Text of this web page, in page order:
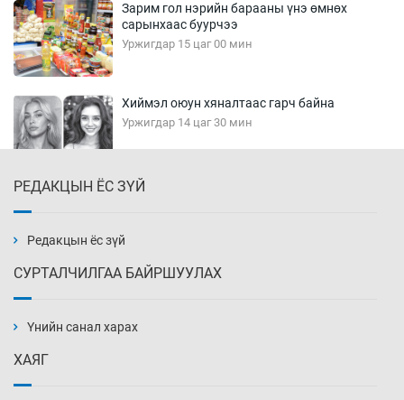
Зарим гол нэрийн барааны үнэ өмнөх
сарынхаас буурчээ
Уржигдар 15 цаг 00 мин
Хиймэл оюун хяналтаас гарч байна
Уржигдар 14 цаг 30 мин
Уржигдар 14 цаг 00 мин
нэмэгджээ
РЕДАКЦЫН ЁС ЗҮЙ
Редакцын ёс зүй
СУРТАЛЧИЛГАА БАЙРШУУЛАХ
Үнийн санал харах
ХАЯГ